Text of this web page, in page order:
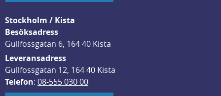
Stockholm / Kista
Besöksadress
Gullfossgatan 6, 164 40 Kista
Leveransadress
Gullfossgatan 12, 164 40 Kista
Telefon: 08-555 030 00